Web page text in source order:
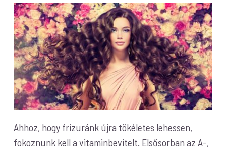
Ahhoz, hogy frizuránk újra tökéletes lehessen,
fokoznunk kell a vitaminbevitelt. Elsősorban az A-,